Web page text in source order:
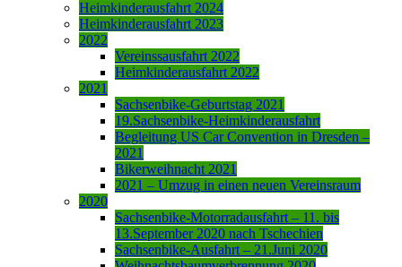
Heimkinderausfahrt 2024
Heimkinderausfahrt 2023
2022
Vereinssausfahrt 2022
Heimkinderausfahrt 2022
2021
Sachsenbike-Geburtstag 2021
19.Sachsenbike-Heimkinderausfahrt
Begleitung US Car Convention in Dresden –
2021
Bikerweihnacht 2021
2021 – Umzug in einen neuen Vereinsraum
2020
Sachsenbike-Motorradausfahrt – 11. bis
13.September 2020 nach Tschechien
Sachsenbike-Ausfahrt – 21.Juni 2020